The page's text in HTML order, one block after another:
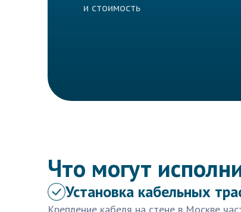
и стоимость
Что могут
Установка кабельных